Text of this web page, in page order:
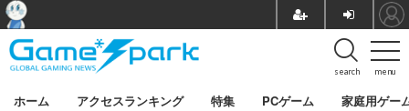
menu
search
ホーム アクセスランキング 特集 PCゲーム 家庭用ゲー